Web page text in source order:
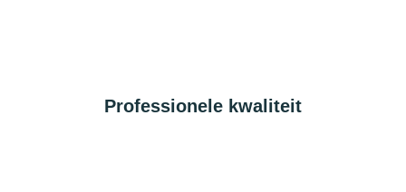
Professionele kwaliteit